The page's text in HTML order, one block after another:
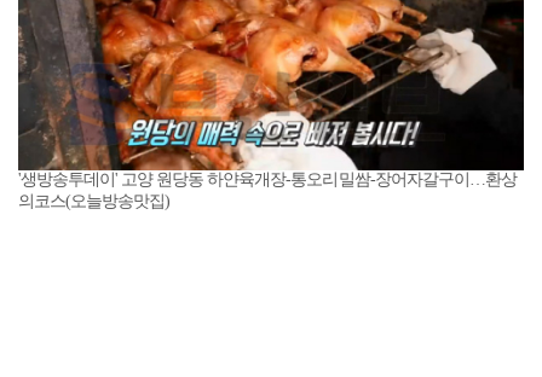
'생방송투데이' 고양 원당동 하얀육개장-통오리밀쌈-장어자갈구이…환상
의코스(오늘방송맛집)